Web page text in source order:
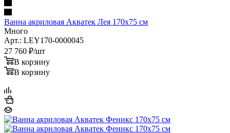
Ванна акриловая Акватек Лея 170x75 см
Много
Арт.: LEY170-0000045
27 760 ₽/шт
В корзину
В корзину